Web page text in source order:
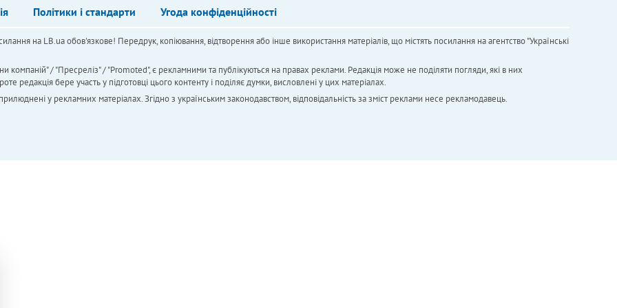
Політики і стандарти Угода конфіденційності
на LB.ua обов'язкове! Передрук, копіювання, відтворення або інше використання матеріалів, що містять посилання на агентство "Українськi
компаній" / "Пресреліз" / "Promoted", є рекламними та публікуються на правах реклами. Редакція може не поділяти погляди, які в них
бере участь у підготовці цього контенту і поділяє думки, висловлені у цих матеріалах.
у рекламних матеріалах. Згідно з українським законодавством, відповідальність за зміст реклами несе рекламодавець.